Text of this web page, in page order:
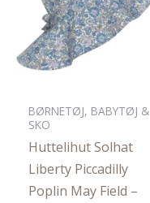
BØRNETØJ, BABYTØJ &
SKO
Huttelihut Solhat
Liberty Piccadilly
Poplin May Field –